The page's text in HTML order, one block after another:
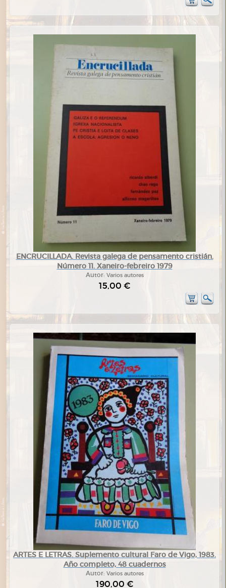
ENCRUCILLADA. Revista galega de pensamento cristián.
Número 11. Xaneiro-febreiro 1979
Autor: Varios autores
15,00 €
ARTES E LETRAS. Suplemento cultural Faro de Vigo, 1983.
Año completo, 48 cuadernos
Autor: Varios autores
190,00 €